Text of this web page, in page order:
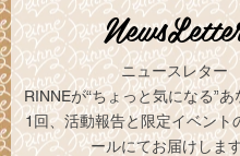
ニュースレター
RINNEが“ちょっと気になる”
1回、活動報告と限定イベント
ールにてお届けしま